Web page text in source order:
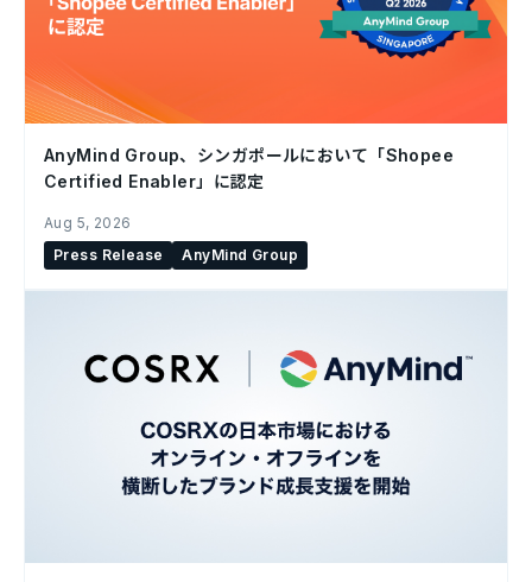
AnyMind Group、シンガポールにおいて「Shopee
Certified Enabler」に認定
Aug 5, 2026
Press Release
AnyMind Group